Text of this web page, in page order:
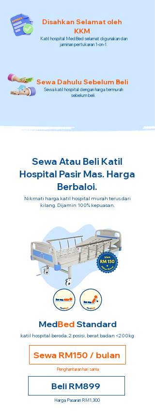
Disahkan Selamat oleh
KKM
Katil hospital MedBed selamat digunakan dan
jaminan pertukaran 1-on-1.
Sewa Dahulu Sebelum Beli
Sewa katil hospital dengan harga termurah
sebelum beli.
Sewa Atau Beli Katil
Hospital Pasir Mas. Harga
Berbaloi.
Nikmati harga katil hospital murah terus dari
kilang. Dijamin 100% kepuasan.
MedBed Standard
katil hospital beroda, 2 posisi, berat badan <200kg
Sewa RM150 / bulan
Penghantaran hari sama
Beli RM899
Harga Pasaran RM1,300